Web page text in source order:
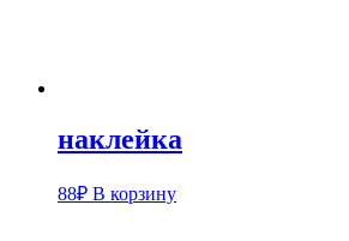
наклейка
88₽ В корзину